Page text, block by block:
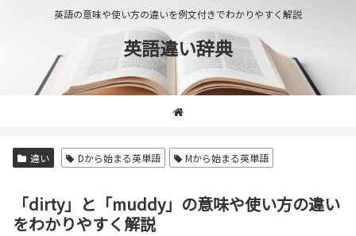
英語の意味や使い方の違いを例文付きでわかりやすく解説
英語違い辞典
違い Dから始まる英単語 Mから始まる英単語
「dirty」と「muddy」の意味や使い方の違い
をわかりやすく解説